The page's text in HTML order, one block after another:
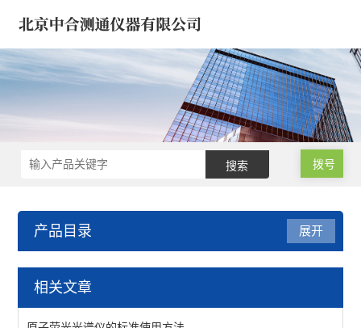
拨号
产品目录
油品/石油化工/电力仪器
展开
相关文章